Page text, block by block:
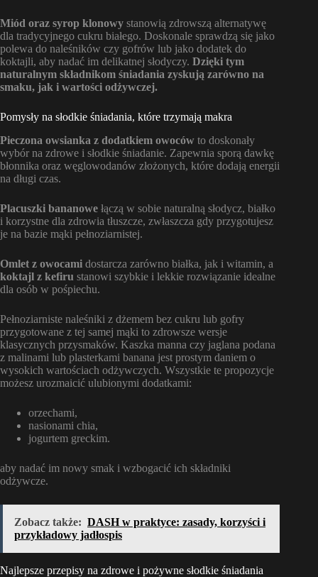
Miód oraz syrop klonowy stanowią zdrowszą alternatywę
dla tradycyjnego cukru białego. Doskonale sprawdzą się jako
polewa do naleśników czy gofrów lub jako dodatek do
koktajli, aby nadać im delikatnej słodyczy. Dzięki tym
naturalnym składnikom śniadania zyskują zarówno na
smaku, jak i wartości odżywczej.
Pomysły na słodkie śniadania, które trzymają makra
Pieczona owsianka z dodatkiem owoców to doskonały
wybór na zdrowe i słodkie śniadanie. Zapewnia sporą dawkę
błonnika oraz węglowodanów złożonych, które dodają energii
na długi czas.
Placuszki bananowe łączą w sobie naturalną słodycz, białko
i korzystne dla zdrowia tłuszcze, zwłaszcza gdy przygotujesz
je na bazie mąki pełnoziarnistej.
Omlet z owocami dostarcza zarówno białka, jak i witamin, a
koktajl z kefiru stanowi szybkie i lekkie rozwiązanie idealne
dla osób w pośpiechu.
Pełnoziarniste naleśniki z dżemem bez cukru lub gofry
przygotowane z tej samej mąki to zdrowsze wersje
klasycznych przysmaków. Kaszka manna czy jaglana podana
z malinami lub plasterkami banana jest prostym daniem o
wysokich wartościach odżywczych. Wszystkie te propozycje
możesz urozmaicić ulubionymi dodatkami:
orzechami,
nasionami chia,
jogurtem greckim.
aby nadać im nowy smak i wzbogacić ich składniki
odżywcze.
Zobacz także: DASH w praktyce: zasady, korzyści i
przykładowy jadłospis
Najlepsze przepisy na zdrowe i pożywne słodkie śniadania